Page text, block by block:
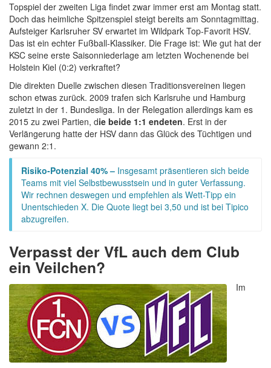
Topspiel der zweiten Liga findet zwar immer erst am Montag statt.
Doch das heimliche Spitzenspiel steigt bereits am Sonntagmittag.
Aufsteiger Karlsruher SV erwartet im Wildpark Top-Favorit HSV.
Das ist ein echter Fußball-Klassiker. Die Frage ist: Wie gut hat der
KSC seine erste Saisonniederlage am letzten Wochenende bei
Holstein Kiel (0:2) verkraftet?
Die direkten Duelle zwischen diesen Traditionsvereinen liegen
schon etwas zurück. 2009 trafen sich Karlsruhe und Hamburg
zuletzt in der 1. Bundesliga. In der Relegation allerdings kam es
2015 zu zwei Partien, die beide 1:1 endeten. Erst in der
Verlängerung hatte der HSV dann das Glück des Tüchtigen und
gewann 2:1.
Risiko-Potenzial 40% – Insgesamt präsentieren sich beide
Teams mit viel Selbstbewusstsein und in guter Verfassung.
Wir rechnen deswegen und empfehlen als Wett-Tipp ein
Unentschieden X. Die Quote liegt bei 3,50 und ist bei Tipico
abzugreifen.
Verpasst der VfL auch dem Club
ein Veilchen?
Im